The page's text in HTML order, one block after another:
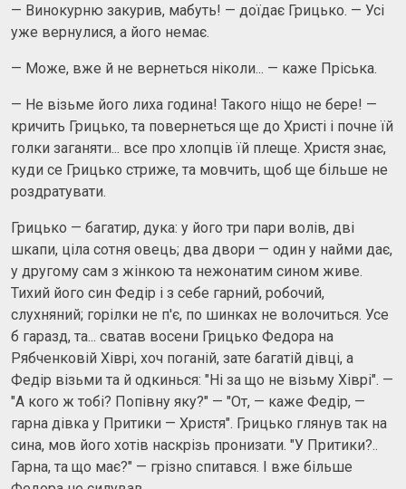
— Винокурню закурив, мабуть! — доїдає Грицько. — Усі
уже вернулися, а його немає.
— Може, вже й не вернеться ніколи... — каже Пріська.
— Не візьме його лиха година! Такого ніщо не бере! —
кричить Грицько, та повернеться ще до Христі і почне їй
голки заганяти... все про хлопців їй плеще. Христя знає,
куди се Грицько стриже, та мовчить, щоб ще більше не
роздратувати.
Грицько — багатир, дука: у його три пари волів, дві
шкапи, ціла сотня овець; два двори — один у найми дає,
у другому сам з жінкою та нежонатим сином живе.
Тихий його син Федір і з себе гарний, робочий,
слухняний; горілки не п'є, по шинках не волочиться. Усе
б гаразд, та... сватав восени Грицько Федора на
Рябченковій Хіврі, хоч поганій, зате багатій дівці, а
Федір візьми та й одкинься: "Ні за що не візьму Хіврі". —
"А кого ж тобі? Попівну яку?" — "От, — каже Федір, —
гарна дівка у Притики — Христя". Грицько глянув так на
сина, мов його хотів наскрізь пронизати. "У Притики?..
Гарна, та що має?" — грізно спитався. І вже більше